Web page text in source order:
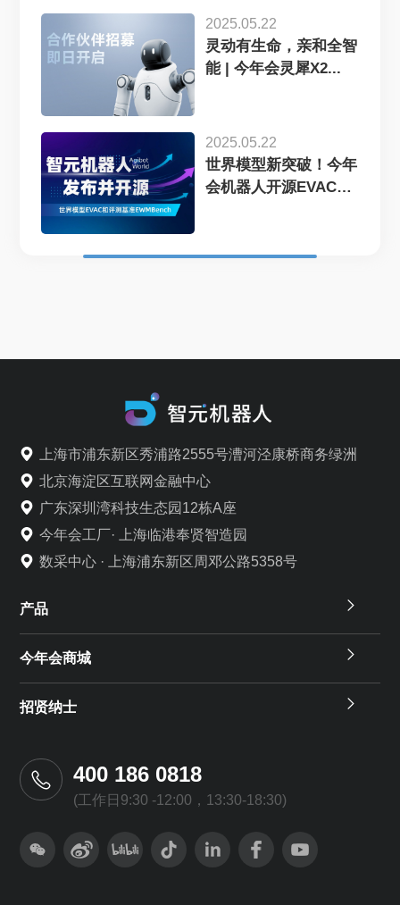
2025.05.22
灵动有生命，亲和全智
能 | 今年会灵犀X2...
2025.05.22
世界模型新突破！今年
会机器人开源EVAC
上海市浦东新区秀浦路2555号漕河泾康桥商务绿洲
北京海淀区互联网金融中心
广东深圳湾科技生态园12栋A座
今年会工厂· 上海临港奉贤智造园
数采中心 · 上海浦东新区周邓公路5358号
产品
今年会商城
招贤纳士
400 186 0818
(工作日9:30 -12:00，13:30-18:30)